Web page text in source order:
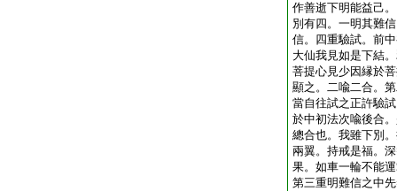
作善逝下明能益己
別有四。一明其難
信。四重驗試。前
大仙我見如是下結
菩提心見少因縁於
顯之。二喩二合。
當自往試之正許驗
於中初法次喩後合
總合也。我雖下別
兩翼。持戒是福。
果。如車一輪不能
第三重明難信之中